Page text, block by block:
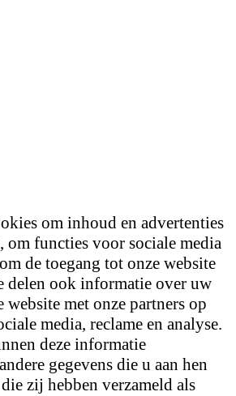
om inhoud en advertenties
om functies voor sociale media
de toegang tot onze website
delen ook informatie over uw
met onze partners op
media, reclame en analyse.
deze informatie
gegevens die u aan hen
zij hebben verzameld als